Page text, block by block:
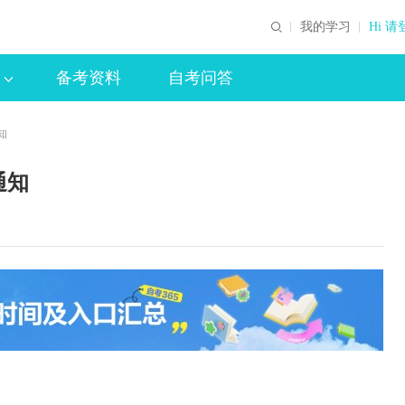
我的学习 Hi 请
备考资料 自考问答
知